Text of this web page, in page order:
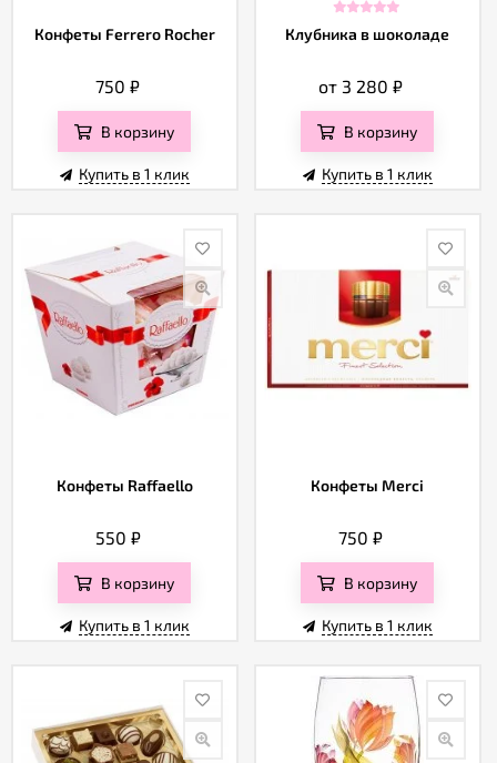
Конфеты Ferrero Rocher
750₽
В корзину
Купить в 1 клик
Клубника в шоколаде
от 3 280₽
В корзину
Купить в 1 клик
Конфеты Raffaello
550 ₽
В корзину
Купить в 1 клик
Конфеты Merci
750₽
В корзину
Купить в 1 клик